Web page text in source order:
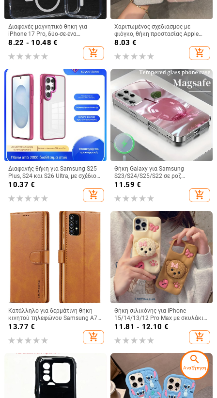
Διαφανές μαγνητικό θήκη για
iPhone 17 Pro, δύο-σε-ένα
προστατευτικό κάλυμμα με
παχύτερο πλαίσιο και μεγάλο
άνοιγμα
8.22 - 10.48 €
add_shopping_cart
Χαριτωμένος σχεδιασμός με
φιόγκο, θήκη προστασίας Apple
iPhone 11–15 Pro Max, πλήρης
8.03 €
add_shopping_cart
Διαφανής θήκη για Samsung S25
Plus, S24 και S26 Ultra, με σχέδιο
Gold Shield Eagle Eye
10.37 €
add_shopping_cart
Θήκη Galaxy για Samsung
S23/S24/S25/S22 σε ροζ
παγωμένο κρύσταλλο με πλήρη
κάλυψη και μεταλλικό φινίρισμα
11.59 €
add_shopping_cart
Κατάλληλο για δερμάτινη θήκη
κινητού τηλεφώνου Samsung A73,
θήκη κινητού τηλεφώνου
A36/A16, προστατευτικό κάλυμμα
A26/A56, αόρατη βάση στήριξης
13.77 €
add_shopping_cart
Θήκη σιλικόνης για iPhone
15/14/13/12 Pro Max με σκυλάκι
με φιόγκο, πλήρης προστασία
11.81 - 12.10 €
add_shopping_cart
search
Αναζήτηση